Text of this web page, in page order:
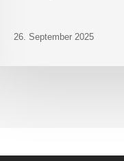
26. September 2025